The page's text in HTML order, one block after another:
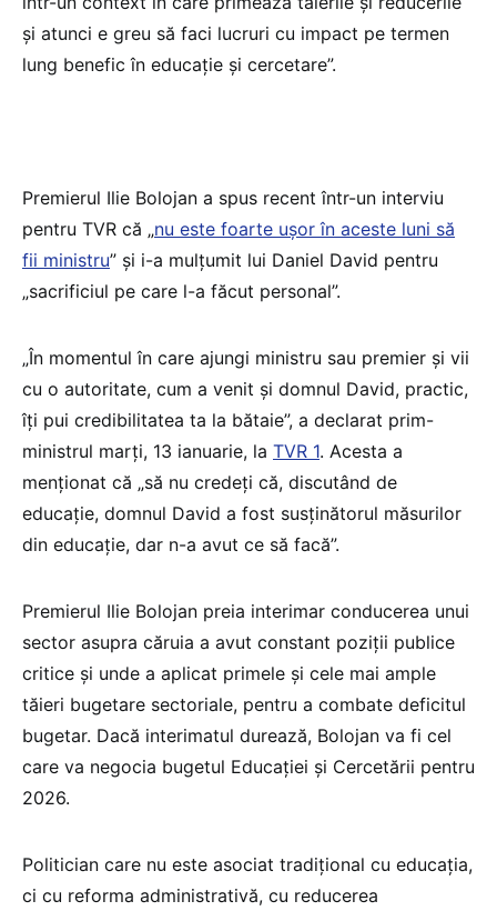
și atunci e greu să faci lucruri cu impact pe termen
lung benefic în educație și cercetare”.
Premierul Ilie Bolojan a spus recent într-un interviu
pentru TVR că „nu este foarte ușor în aceste luni să
fii ministru” și i-a mulțumit lui Daniel David pentru
„sacrificiul pe care l-a făcut personal”.
„În momentul în care ajungi ministru sau premier și vii
cu o autoritate, cum a venit și domnul David, practic,
îți pui credibilitatea ta la bătaie”, a declarat prim-
ministrul marți, 13 ianuarie, la TVR 1. Acesta a
menționat că „să nu credeți că, discutând de
educație, domnul David a fost susținătorul măsurilor
din educație, dar n-a avut ce să facă”.
Premierul Ilie Bolojan preia interimar conducerea unui
sector asupra căruia a avut constant poziții publice
critice și unde a aplicat primele și cele mai ample
tăieri bugetare sectoriale, pentru a combate deficitul
bugetar. Dacă interimatul durează, Bolojan va fi cel
care va negocia bugetul Educației și Cercetării pentru
2026.
Politician care nu este asociat tradițional cu educația,
ci cu reforma administrativă, cu reducerea